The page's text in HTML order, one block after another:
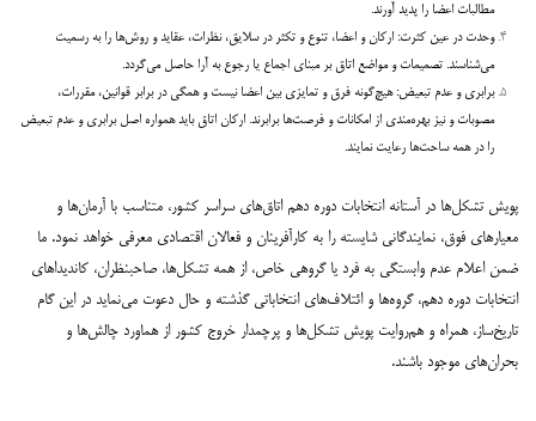
مطالبات اعضا را پدید آورند.
وحدت در عین کثرت: ارکان و اعضا، تنوع و تکثر در سلایق، نظرات، عقاید و روش‌ها را به رسمیت
می‌شناسند. تصمیمات و مواضع اتاق بر مبنای اجماع یا رجوع به آرا حاصل می‌گردد.
برابری و عدم تبعیض: هیچ‌گونه فرق و تمایزی بین اعضا نیست و همگی در برابر قوانین، مقررات،
مصوبات و نیز بهره‌مندی از امکانات و فرصت‌ها برابرند. ارکان اتاق باید همواره اصل برابری و عدم تبعیض
را در همه ساحت‌ها رعایت نمایند.
پویش تشکل‌ها در آستانه انتخابات دوره دهم اتاق‌های سراسر کشور، متناسب با آرمان‌ها و
معیارهای فوق، نمایندگانی شایسته‌ را به کارآفرینان و فعالان اقتصادی معرفی خواهد نمود. ما
ضمن اعلام عدم وابستگی به فرد یا گروهی خاص، از همه تشکل‌ها، صاحبنظران، کاندیداهای
انتخابات دوره دهم، گروه‌ها و ائتلاف‌های انتخاباتی گذشته و حال دعوت می‌نماید در این گام
تاریخ‌ساز، همراه و هم‌روایت پویش تشکل‌ها و پرچمدار خروج کشور از هماورد چالش‌ها و
بحران‌های موجود باشند.